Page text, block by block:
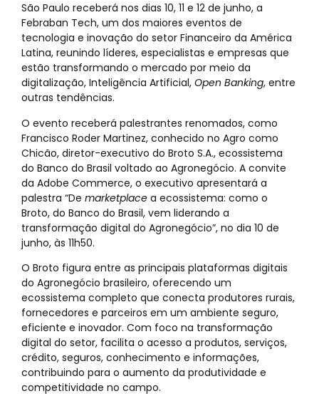
São Paulo receberá nos dias 10, 11 e 12 de junho, a
Febraban Tech, um dos maiores eventos de
tecnologia e inovação do setor Financeiro da América
Latina, reunindo líderes, especialistas e empresas que
estão transformando o mercado por meio da
digitalização, Inteligência Artificial, Open Banking, entre
outras tendências.
O evento receberá palestrantes renomados, como
Francisco Roder Martinez, conhecido no Agro como
Chicão, diretor-executivo do Broto S.A., ecossistema
do Banco do Brasil voltado ao Agronegócio. A convite
da Adobe Commerce, o executivo apresentará a
palestra “De marketplace a ecossistema: como o
Broto, do Banco do Brasil, vem liderando a
transformação digital do Agronegócio”, no dia 10 de
junho, às 11h50.
O Broto figura entre as principais plataformas digitais
do Agronegócio brasileiro, oferecendo um
ecossistema completo que conecta produtores rurais,
fornecedores e parceiros em um ambiente seguro,
eficiente e inovador. Com foco na transformação
digital do setor, facilita o acesso a produtos, serviços,
crédito, seguros, conhecimento e informações,
contribuindo para o aumento da produtividade e
competitividade no campo.